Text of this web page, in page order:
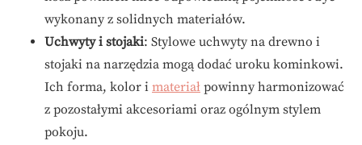
wykonany z solidnych materiałów.
Uchwyty i stojaki: Stylowe uchwyty na drewno i
stojaki na narzędzia mogą dodać uroku kominkowi.
Ich forma, kolor i materiał powinny harmonizować
z pozostałymi akcesoriami oraz ogólnym stylem
pokoju.